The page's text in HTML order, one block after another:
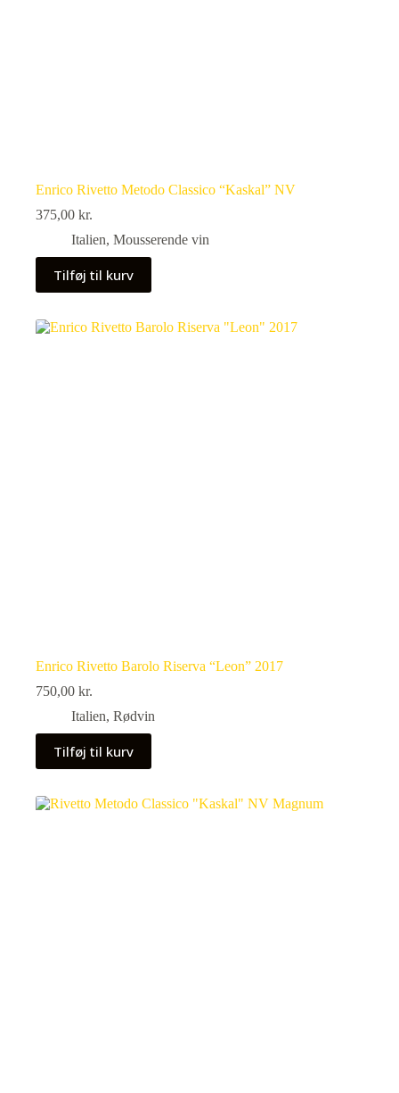
Enrico Rivetto Metodo Classico “Kaskal” NV
375,00 kr.
Italien, Mousserende vin
Tilføj til kurv
Enrico Rivetto Barolo Riserva “Leon” 2017
750,00 kr.
Italien, Rødvin
Tilføj til kurv